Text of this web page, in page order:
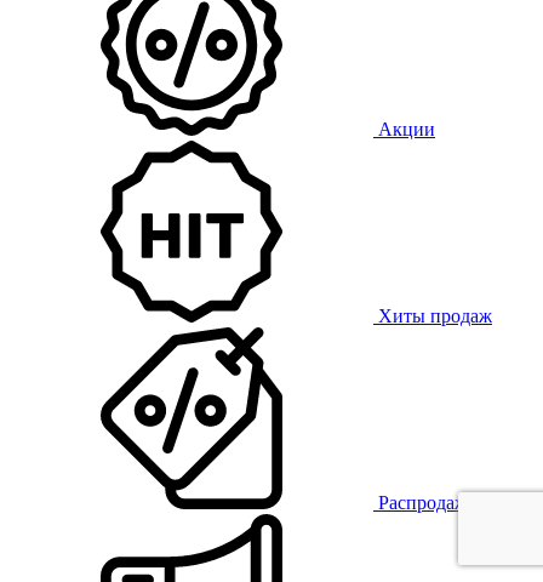
Акции
Хиты продаж
Распродажа